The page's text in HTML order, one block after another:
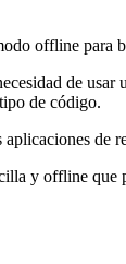
offline para
de
de código.
y offline